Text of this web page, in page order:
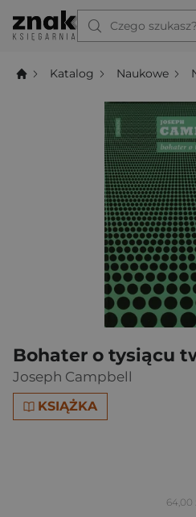
Czego szukasz?
Katalog Naukowe
Bohater o tysiącu
Joseph Campbell
KSIĄŻKA
64,00